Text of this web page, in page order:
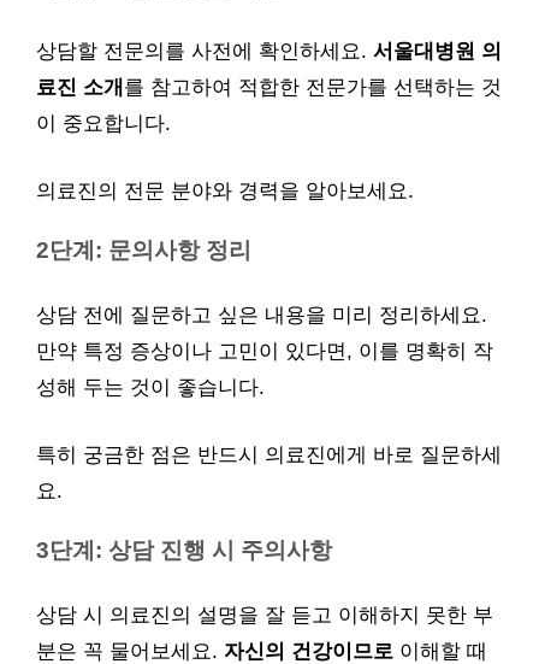
상담할 전문의를 사전에 확인하세요. 서울대병원 의
료진 소개 를 참고하여 적합한 전문가를 선택하는 것
이 중요합니다.
의료진의 전문 분야와 경력을 알아보세요.
2단계: 문의사항 정리
상담 전에 질문하고 싶은 내용을 미리 정리하세요.
만약 특정 증상이나 고민이 있다면, 이를 명확히 작
성해 두는 것이 좋습니다.
특히 궁금한 점은 반드시 의료진에게 바로 질문하세
요.
3단계: 상담 진행 시 주의사항
상담 시 의료진의 설명을 잘 듣고 이해하지 못한 부
분은 꼭 물어보세요. 자신의 건강이므로 이해할 때